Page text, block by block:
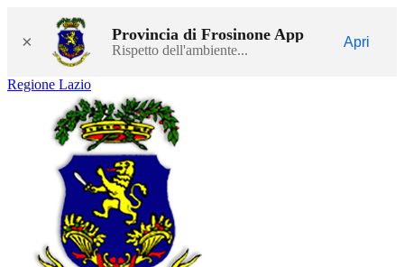
× Provincia di Frosinone App
Rispetto dell'ambiente...
Apri
Regione Lazio